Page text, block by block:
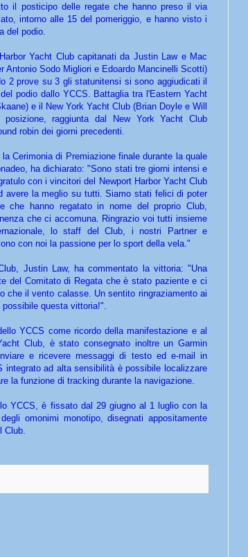
il posticipo delle regate che hanno preso il via
intorno alle 15 del pomeriggio, e hanno visto i
del podio.
Yacht Club capitanati da Justin Law e Mac
Antonio Sodo Migliori e Edoardo Mancinelli Scotti)
2 prove su 3 gli statunitensi si sono aggiudicati il
podio dallo YCCS. Battaglia tra l'Eastern Yacht
e il New York Yacht Club (Brian Doyle e Will
raggiunta dal New York Yacht Club
robin dei giorni precedenti.
Cerimonia di Premiazione finale durante la quale
ha dichiarato: "Sono stati tre giorni intensi e
con i vincitori del Newport Harbor Yacht Club
avere la meglio su tutti. Siamo stati felici di poter
che hanno regatato in nome del proprio Club,
che ci accomuna. Ringrazio voi tutti insieme
lo staff del Club, i nostri Partner e
con noi la passione per lo sport della vela."
Justin Law, ha commentato la vittoria: "Una
del Comitato di Regata che è stato paziente e ci
che il vento calasse. Un sentito ringraziamento ai
questa vittoria!".
YCCS come ricordo della manifestazione e al
Club, è stato consegnato inoltre un Garmin
e ricevere messaggi di testo ed e-mail in
integrato ad alta sensibilità è possibile localizzare
la funzione di tracking durante la navigazione.
YCCS, è fissato dal 29 giugno al 1 luglio con la
omonimi monotipo, disegnati appositamente
Club.